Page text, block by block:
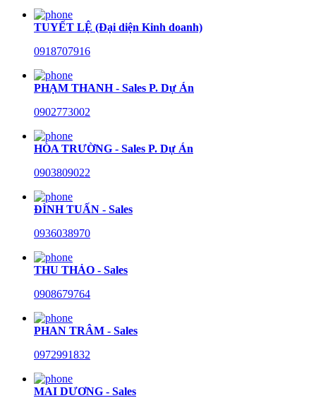
TUYẾT LỆ (Đại diện Kinh doanh)
0918707916
PHẠM THANH - Sales P. Dự Án
0902773002
HÒA TRƯỜNG - Sales P. Dự Án
0903809022
ĐÌNH TUẤN - Sales
0936038970
THU THẢO - Sales
0908679764
PHAN TRÂM - Sales
0972991832
MAI DƯƠNG - Sales